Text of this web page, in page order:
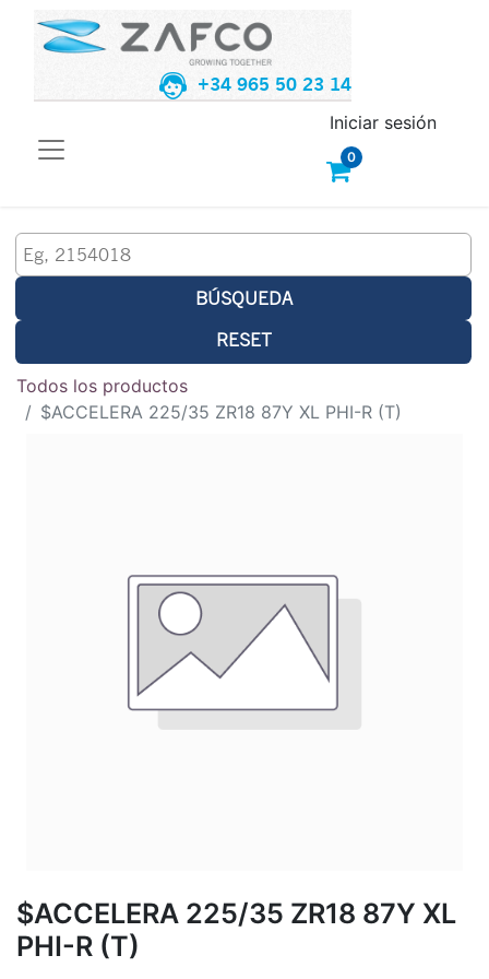
+34 965 50 23 14
0
Iniciar sesión
BÚSQUEDA
RESET
Todos los productos
$ACCELERA 225/35 ZR18 87Y XL PHI-R (T)
$ACCELERA 225/35 ZR18 87Y XL
PHI-R (T)